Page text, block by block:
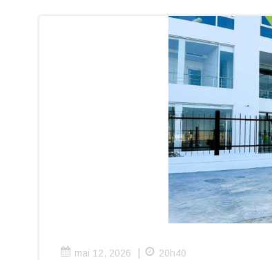
mai 12, 2026 20h40